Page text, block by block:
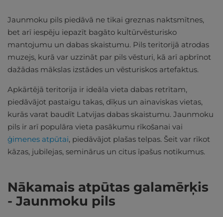
Jaunmoku pils piedāvā ne tikai greznas naktsmītnes,
bet arī iespēju iepazīt bagāto kultūrvēsturisko
mantojumu un dabas skaistumu. Pils teritorijā atrodas
muzejs, kurā var uzzināt par pils vēsturi, kā arī apbrīnot
dažādas mākslas izstādes un vēsturiskos artefaktus.
Apkārtējā teritorija ir ideāla vieta dabas retrītam,
piedāvājot pastaigu takas, dīķus un ainaviskas vietas,
kurās varat baudīt Latvijas dabas skaistumu. Jaunmoku
pils ir arī populāra vieta pasākumu rīkošanai vai
ģimenes atpūtai, piedāvājot plašas telpas. Šeit var rīkot
kāzas, jubilejas, seminārus un citus īpašus notikumus.
Nākamais atpūtas galamērķis
- Jaunmoku pils